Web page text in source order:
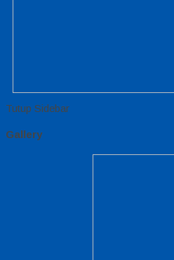
Tutup Sidebar
Gallery